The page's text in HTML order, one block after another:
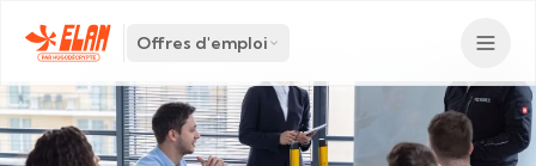
Offres d'emploi